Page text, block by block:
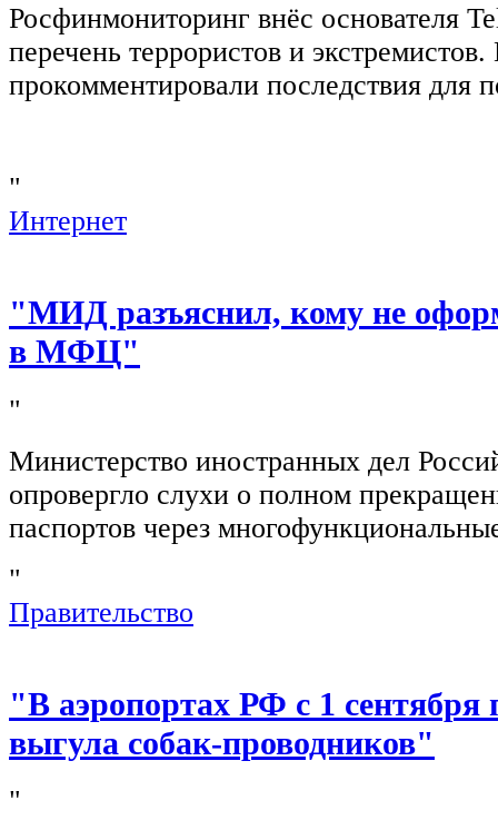
Росфинмониторинг внёс основателя
перечень террористов и
прокомментировали последствия для
"
Интернет
"МИД разъяснил, кому не
в МФЦ"
"
Министерство иностранных дел
опровергло слухи о полном
паспортов через
"
Правительство
"В аэропортах РФ с 1 сентября
выгула собак-проводников"
"